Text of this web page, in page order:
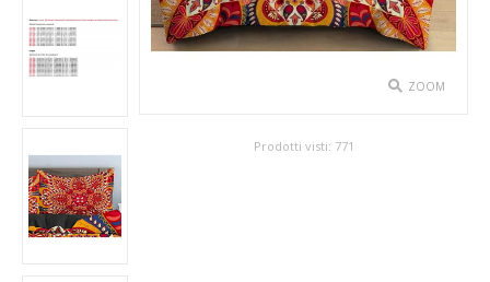
SPETTACOLO
ABITI TEATRALI
GONNE
SPOSA
ZOOM
Prodotti visti: 771